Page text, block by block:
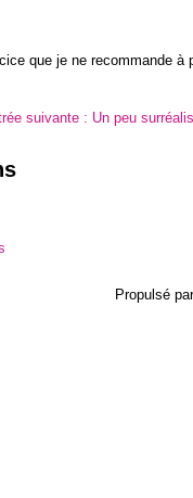
que je ne recommande à
suivante : Un peu
Propulsé